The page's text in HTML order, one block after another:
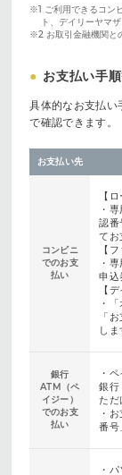
※1 ご利用できるコン
ト、デイリーヤマ
※2 お取引金融機関と
● お支払い手
具体的なお支払い
で確認できます。
お支払い先
コンビニ
でのお支
払い
【
・
認番
てお
【
・
申込
【
・
「
しま
銀行
ATM（ペ
イジー）
でのお支
払い
・
銀行
ただ
・
番号
・